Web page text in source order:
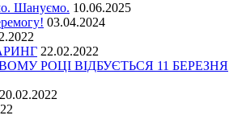
Шануємо. 10.06.2025
03.04.2024
22.02.2022
РОЦІ ВІДБУЄТЬСЯ 11 БЕРЕЗНЯ
20.02.2022